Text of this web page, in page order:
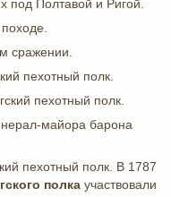
под Полтавой и Ригой.
сражении.
пехотный полк.
пехотный полк.
майора барона
пехотный полк. В 1787
полка участвовали